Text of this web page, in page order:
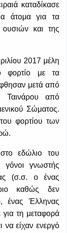
καταδίκασε
άτομα για τα
ουσιών και της
2017 μέλη
φορτίο με τα
μετά από
Ταινάρου από
Σώματος.
φορτίου των
εδώλιο του
γόνοι γνωστής
(σ.σ. ο ένας
καθώς δεν
ένας Έλληνας
για τη μεταφορά
να είχαν ενεργό